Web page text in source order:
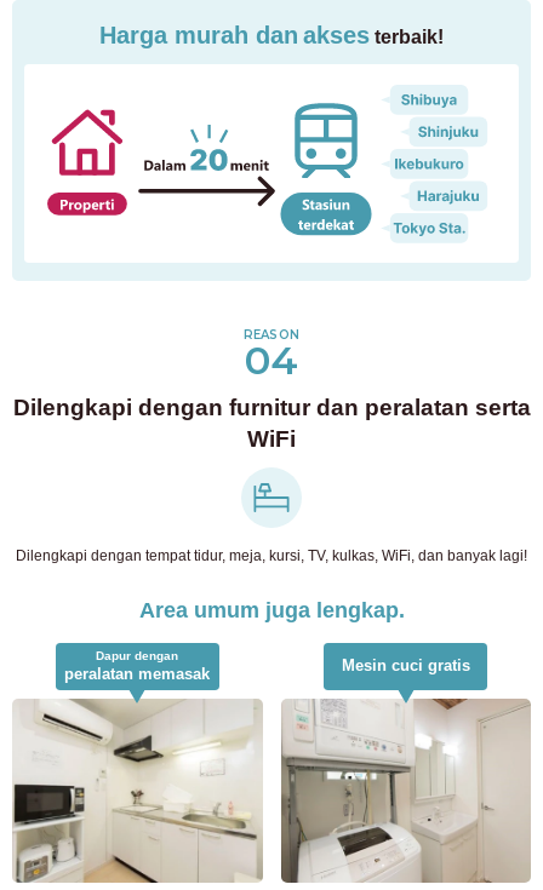
Harga murah dan akses terbaik!
REASON
04
Dilengkapi dengan furnitur dan peralatan serta
WiFi
Dilengkapi dengan tempat tidur, meja, kursi, TV, kulkas, WiFi, dan banyak lagi!
Area umum juga lengkap.
Dapur dengan
peralatan memasak Mesin cuci gratis
Hanya untuk calon penghuni dan penghuni
03-6712-4344